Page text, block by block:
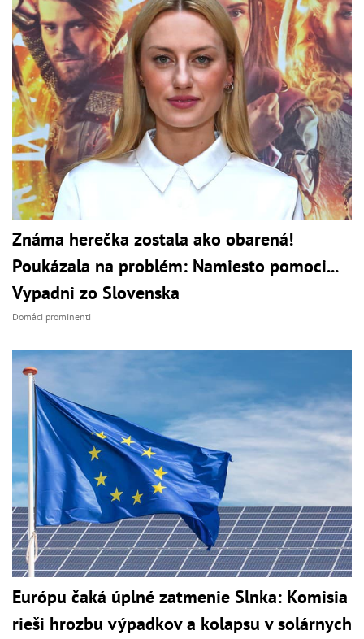
Známa herečka zostala ako obarená!
Poukázala na problém: Namiesto pomoci...
Vypadni zo Slovenska
Domáci prominenti
Európu čaká úplné zatmenie Slnka: Komisia
rieši hrozbu výpadkov a kolapsu v solárnych